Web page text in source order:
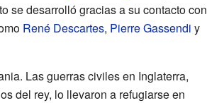
se desarrolló gracias a su contacto con
René Descartes, Pierre Gassendi y
Las guerras civiles en Inglaterra,
del rey, lo llevaron a refugiarse en